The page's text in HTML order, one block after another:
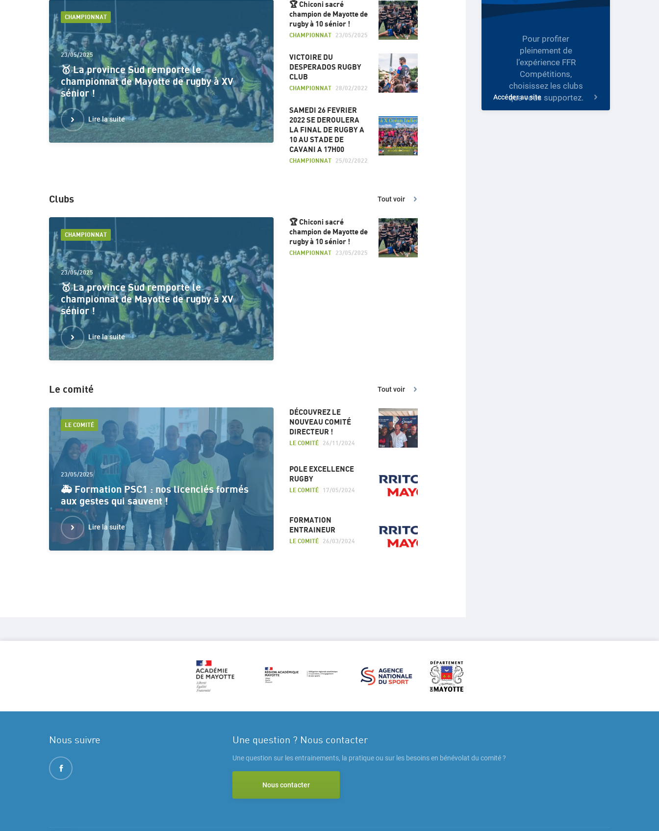
23/05/2025
🥇 La province Sud remporte le
championnat de Mayotte de rugby à XV
sénior !
Lire la suite
CHAMPIONNAT
🏆 Chiconi sacré
champion de Mayotte de
rugby à 10 sénior !
CHAMPIONNAT 23/05/2025
VICTOIRE DU
DESPERADOS RUGBY
CLUB
CHAMPIONNAT 28/02/2022
SAMEDI 26 FEVRIER
2022 SE DEROULERA
LA FINAL DE RUGBY A
10 AU STADE DE
CAVANI A 17H00
CHAMPIONNAT 25/02/2022
Tout voir
Clubs
23/05/2025
🥇 La province Sud remporte le
championnat de Mayotte de rugby à XV
sénior !
Lire la suite
CHAMPIONNAT
🏆 Chiconi sacré
champion de Mayotte de
rugby à 10 sénior !
CHAMPIONNAT 23/05/2025
Tout voir
Le comité
23/05/2025
🚑 Formation PSC1 : nos licenciés formés
aux gestes qui sauvent !
Lire la suite
LE COMITÉ
DÉCOUVREZ LE
NOUVEAU COMITÉ
DIRECTEUR !
LE COMITÉ 26/11/2024
POLE EXCELLENCE
RUGBY
LE COMITÉ 17/05/2024
FORMATION
ENTRAINEUR
LE COMITÉ 26/03/2024
Pour profiter
pleinement de
l’expérience FFR
Compétitions,
choisissez les clubs
que vous supportez.
Accéder au site
Nous suivre Une question ? Nous contacter
Une question sur les entrainements, la pratique ou sur les besoins en bénévolat du comité ?
Nous contacter